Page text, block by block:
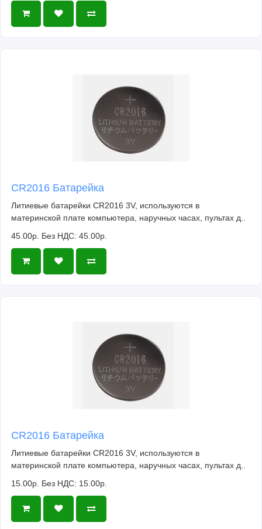
CR2016 Батарейка
Литиевые батарейки CR2016 3V, используются в
материнской плате компьютера, наручных часах, пультах д..
45.00р. Без НДС: 45.00р.
CR2016 Батарейка
Литиевые батарейки CR2016 3V, используются в
материнской плате компьютера, наручных часах, пультах д..
15.00р. Без НДС: 15.00р.